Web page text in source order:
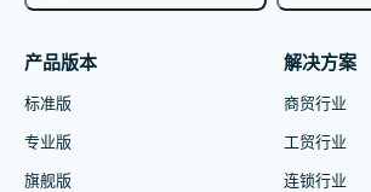
产品版本
标准版
专业版
旗舰版
解决方案
商贸行业
工贸行业
连锁行业